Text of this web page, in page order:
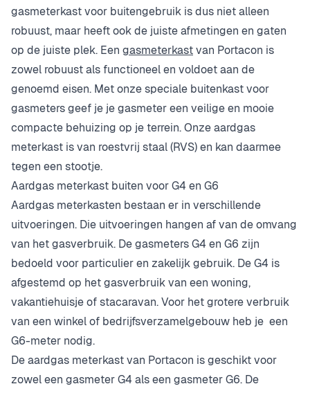
gasmeterkast voor buitengebruik is dus niet alleen
robuust, maar heeft ook de juiste afmetingen en gaten
op de juiste plek. Een gasmeterkastvan Portacon is
zowel robuust als functioneel en voldoet aan de
genoemd eisen. Met onze speciale buitenkast voor
gasmeters geef je je gasmeter een veilige en mooie
compacte behuizing op je terrein. Onze aardgas
meterkast is van roestvrij staal (RVS) en kan daarmee
tegen een stootje.
Aardgas meterkast buiten voor G4 en G6
Aardgas meterkasten bestaan er in verschillende
uitvoeringen. Die uitvoeringen hangen af van de omvang
van het gasverbruik. De gasmeters G4 en G6 zijn
bedoeld voor particulier en zakelijk gebruik. De G4 is
afgestemd op het gasverbruik van een woning,
vakantiehuisje of stacaravan. Voor het grotere verbruik
van een winkel of bedrijfsverzamelgebouw heb je een
G6-meter nodig.
De aardgas meterkast van Portacon is geschikt voor
zowel een gasmeter G4 als een gasmeter G6. De